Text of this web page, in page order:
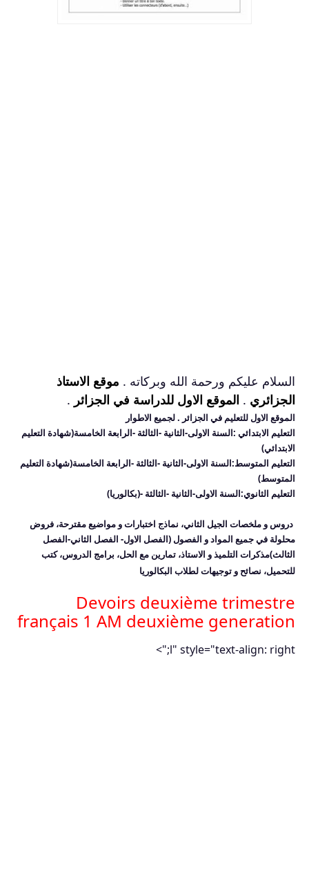
السلام عليكم ورحمة الله وبركاته . موقع الاستاذ
الجزائري . الموقع الاول للدراسة في الجزائر .
الموقع الاول للتعليم في الجزائر . لجميع الاطوار
التعليم الابتدائي :السنة الاولى-الثانية -الثالثة -الرابعة الخامسة(شهادة التعليم
الابتدائي)
التعليم المتوسط:السنة الاولى-الثانية -الثالثة -الرابعة الخامسة(شهادة التعليم
المتوسط)
التعليم الثانوي:السنة الاولى-الثانية -الثالثة -(بكالوريا)
دروس و ملخصات الجيل الثاني، نماذج اختبارات و مواضيع مقترحة، فروض
محلولة في جميع المواد و الفصول (الفصل الاول- الفصل الثاني-الفصل
الثالث)مذكرات التلميذ و الاستاذ، تمارين مع الحل، برامج الدروس، كتب
للتحميل، نصائح و توجيهات لطلاب البكالوريا
Devoirs deuxième trimestre
français 1 AM deuxième generation
l" style="text-align: right;">